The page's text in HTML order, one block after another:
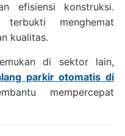
efisiensi konstruksi.
menghemat
kualitas.
di sektor lain,
parkir otomatis di
mempercepat